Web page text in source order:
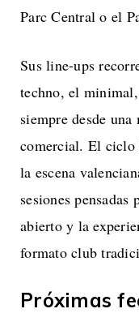
Parc Central o el
Sus line-ups
techno, el
siempre desde
comercial. El ciclo
la escena
sesiones
abierto y la
formato club
Próximas